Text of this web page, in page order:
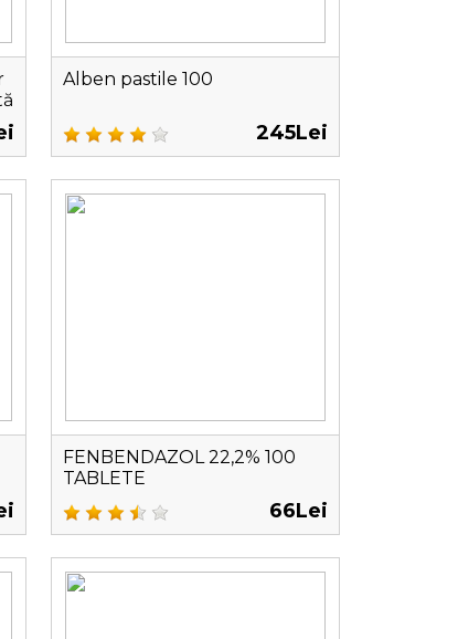
Alben pastile 100
245Lei
FENBENDAZOL 22,2% 100
TABLETE
66Lei